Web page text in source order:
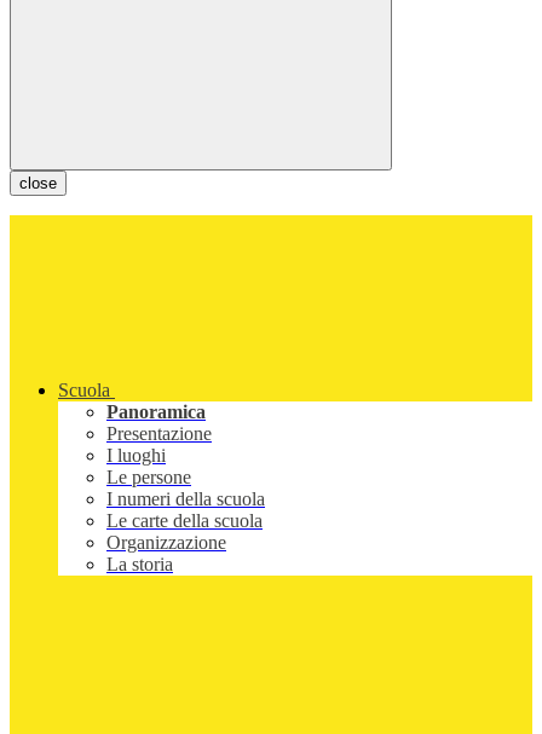
close
Scuola
Panoramica
Presentazione
I luoghi
Le persone
I numeri della scuola
Le carte della scuola
Organizzazione
La storia